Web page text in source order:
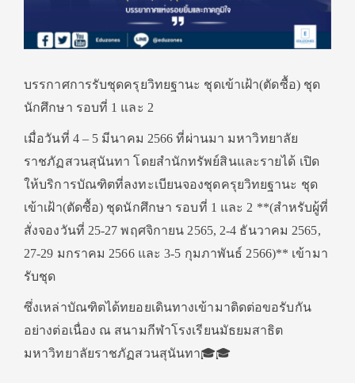
บรรกาศการรับชุดครุยวิทยฐานะ ชุดเข้าเฝ้า(ตัดซื้อ) ชุด
นักศึกษา รอบที่ 1 และ 2
เมื่อวันที่ 4 – 5 มีนาคม 2566 ที่ผ่านมา มหาวิทยาลัย
ราชภัฏสวนสุนันทา โดยสำนักทรัพย์สินและรายได้ เปิด
ให้บริการบัณฑิตที่ลงทะเบียนจองชุดครุยวิทยฐานะ ชุด
เข้าเฝ้า(ตัดซื้อ) ชุดนักศึกษา รอบที่ 1 และ 2 **(สำหรับผู้ที่
สั่งจองวันที่ 25-27 พฤศจิกายน 2565, 2-4 ธันวาคม 2565,
27-29 มกราคม 2566 และ 3-5 กุมภาพันธ์ 2566)** เข้ามา
รับชุด
ซึ่งเหล่าบัณฑิตได้ทยอยเดินทางเข้ามาติดต่อขอรับกัน
อย่างต่อเนื่อง ณ สนามกีฬาโรงเรียนมัธยมสาธิต
มหาวิทยาลัยราชภัฏสวนสุนันทา🎓🎓